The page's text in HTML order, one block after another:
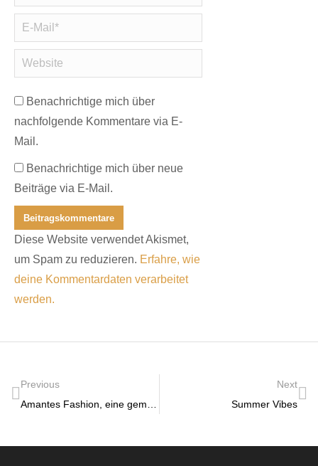
E-Mail *
Website
Benachrichtige mich über
nachfolgende Kommentare via E-
Mail.
Benachrichtige mich über neue
Beiträge via E-Mail.
Beitragskommentare
Diese Website verwendet Akismet,
um Spam zu reduzieren. Erfahre, wie
deine Kommentardaten verarbeitet
werden.
Previous
Next
Summer Vibes